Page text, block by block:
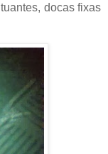
docas fixas